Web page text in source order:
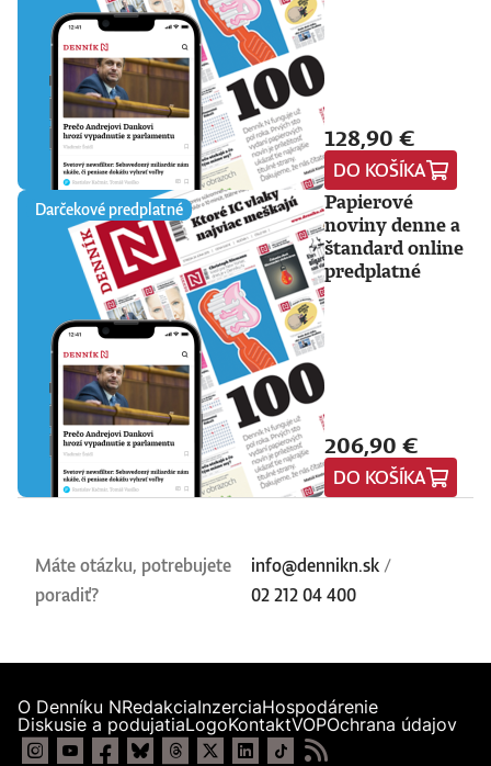
128,90 €
DO KOŠÍKA
Darčekové predplatné
Papierové
noviny denne a
štandard online
predplatné
206,90 €
DO KOŠÍKA
Máte otázku, potrebujete
poradiť?
info@dennikn.sk /
02 212 04 400
O Denníku NRedakciaInzerciaHospodárenie
Diskusie a podujatiaLogoKontaktVOPOchrana údajov